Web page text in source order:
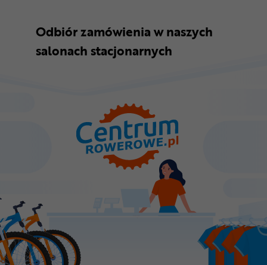
Odbiór zamówienia w naszych
salonach stacjonarnych